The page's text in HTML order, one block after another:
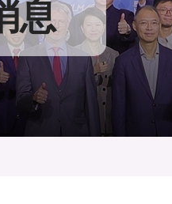
息